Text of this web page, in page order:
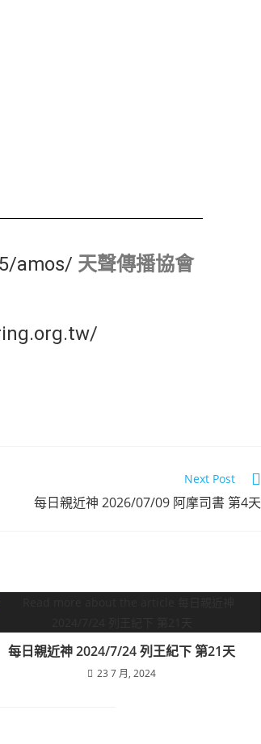
amos/ 天聲傳播協會
Next Post
每日親近神 2026/07/09 阿摩司書 第4天
每日親近神 2024/7/24 列王紀下 第21天
23 7 月, 2024